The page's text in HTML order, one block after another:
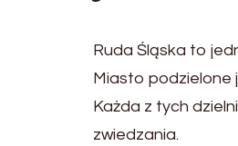
Ruda Śląska to
Miasto podzielone
Każda z tych
zwiedzania.